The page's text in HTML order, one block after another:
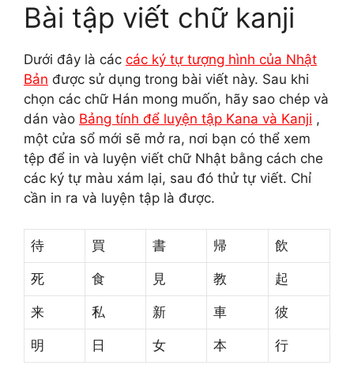
Bài tập viết chữ kanji
Dưới đây là các các ký tự tượng hình của Nhật
Bản được sử dụng trong bài viết này. Sau khi
chọn các chữ Hán mong muốn, hãy sao chép và
dán vào Bảng tính để luyện tập Kana và Kanji ,
một cửa sổ mới sẽ mở ra, nơi bạn có thể xem
tệp để in và luyện viết chữ Nhật bằng cách che
các ký tự màu xám lại, sau đó thử tự viết. Chỉ
cần in ra và luyện tập là được.
待 買 書 帰 飲
死 食 見 教 起
来 私 新 車 彼
明 日 女 本 行